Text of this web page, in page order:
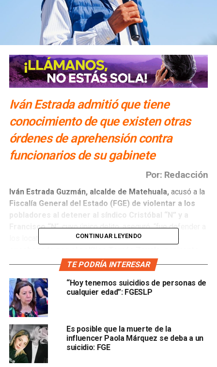
Iván Estrada admitió que tiene
conocimiento de que existen otras
órdenes de aprehensión contra
funcionarios de su gabinete
Por: Redacción
Iván Estrada Guzmán, alcalde de Matehuala,acusó a la
Fiscalía General del Estado (FGE) de violentar a los
pobladores al detener al síndico Cristóbal “N” y a
Francisco “N“, cuyo único delito, aseguró, “fue defender a
Mercado Popular del desalojo
de Morena a la presidencia municipal”.
Según el edil matehualense, la tarde del 25 de julio, tras
una reunión que sostuvo con sus colaboradores en
Palacio Municipal, dij
Presidencia en busca del director jurídico, Alejandro
“N”;
CONTINUAR LEYENDO
TE PODRÍA INTERESAR
“Hoy tenemos suicidios de personas de
cualquier edad”: FGESLP
Es posible que la muerte de la
influencer Paola Márquez se deba a un
suicidio: FGE